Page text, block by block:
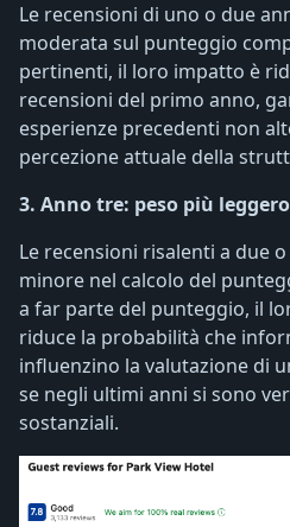
Le recensioni di uno o due
moderata sul punteggio
pertinenti, il loro impatto è
recensioni del primo anno,
esperienze precedenti non
percezione attuale della
3. Anno tre: peso più leggero
Le recensioni risalenti a due
minore nel calcolo del
a far parte del punteggio, il
riduce la probabilità che
influenzino la valutazione di
se negli ultimi anni si sono
sostanziali.